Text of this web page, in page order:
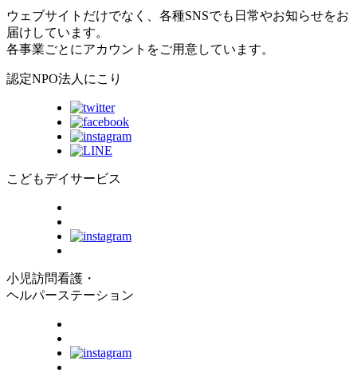
ウェブサイトだけでなく、各種SNSでも日常やお知らせをお
届けしています。
各事業ごとにアカウントをご用意しています。
認定NPO法人にこり
こどもデイサービス
小児訪問看護・
ヘルパーステーション